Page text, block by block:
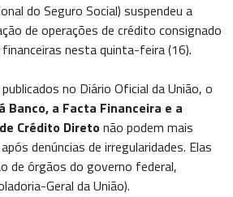
do Seguro Social) suspendeu a
de operações de crédito consignado
nesta quinta-feira (16).
no Diário Oficial da União, o
Banco, a Facta Financeira e a
Crédito Diretonão podem mais
denúncias de irregularidades. Elas
de órgãos do governo federal,
Geral da União).